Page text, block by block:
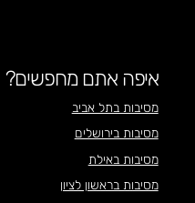
איפה אתם מחפשים?
מסיבות בתל אביב
מסיבות בירושלים
מסיבות באילת
מסיבות בראשון לציון